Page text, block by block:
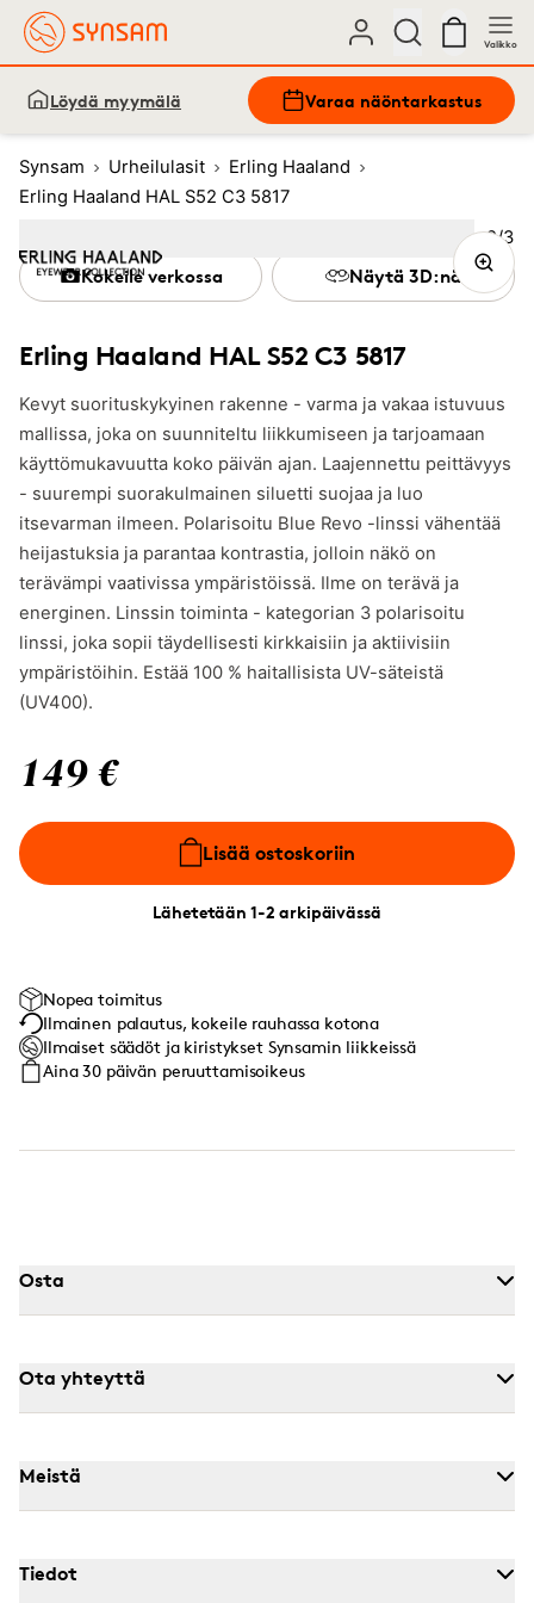
Valikko
Löydä myymälä Varaa näöntarkastus
Synsam Urheilulasit
Erling Haaland
Erling Haaland HAL S52 C3 5817
Erling Haaland HAL S52 C3 5817
Kevyt suorituskykyinen rakenne - varma ja vakaa istuvuus
mallissa, joka on suunniteltu liikkumiseen ja tarjoamaan
käyttömukavuutta koko päivän ajan. Laajennettu peittävyys
- suurempi suorakulmainen siluetti suojaa ja luo
itsevarman ilmeen. Polarisoitu Blue Revo -linssi vähentää
heijastuksia ja parantaa kontrastia, jolloin näkö on
terävämpi vaativissa ympäristöissä. Ilme on terävä ja
energinen. Linssin toiminta - kategorian 3 polarisoitu
linssi, joka sopii täydellisesti kirkkaisiin ja aktiivisiin
ympäristöihin. Estää 100 % haitallisista UV-säteistä
(UV400).
149 €
Lisää ostoskoriin
Lähetetään 1-2 arkipäivässä
Kokeile verkossa Näytä 3D:nä
Nopea toimitus
Ilmainen palautus, kokeile rauhassa kotona
Ilmaiset säädöt ja kiristykset Synsamin liikkeissä
Aina 30 päivän peruuttamisoikeus
Kuva
2/3
Image1 3
Osta
Ota yhteyttä
Meistä
Tiedot